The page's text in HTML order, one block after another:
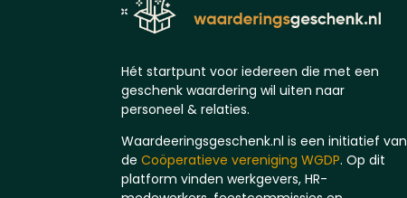
Hét startpunt voor iedereen die met een
geschenk waardering wil uiten naar
personeel & relaties.
Waardeeringsgeschenk.nl is een initiatief van
de Coöperatieve vereniging WGDP. Op dit
platform vinden werkgevers, HR-